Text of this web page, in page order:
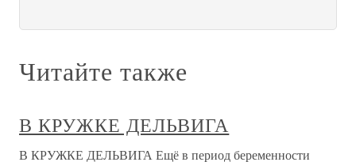
Читайте также
В КРУЖКЕ ДЕЛЬВИГА
В КРУЖКЕ ДЕЛЬВИГА Ещё в период беременности